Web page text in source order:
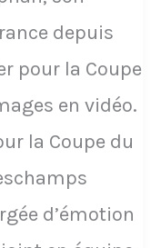
depuis
pour la Coupe
en vidéo.
la Coupe du
d’émotion